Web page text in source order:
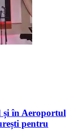
și în Aeroportul
pentru